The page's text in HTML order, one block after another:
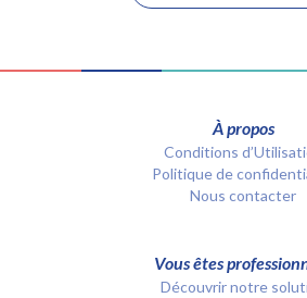
À propos
Conditions
Politique de
Nous contacter
Vous êtes
Découvrir notre